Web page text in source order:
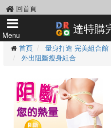
回首頁
Menu 達特購
首頁
量身打造 完美組合館
外出阻斷瘦身組合